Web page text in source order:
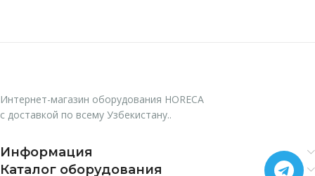
Интернет-магазин оборудования HORECA
с доставкой по всему Узбекистану..
Информация
Каталог оборудования